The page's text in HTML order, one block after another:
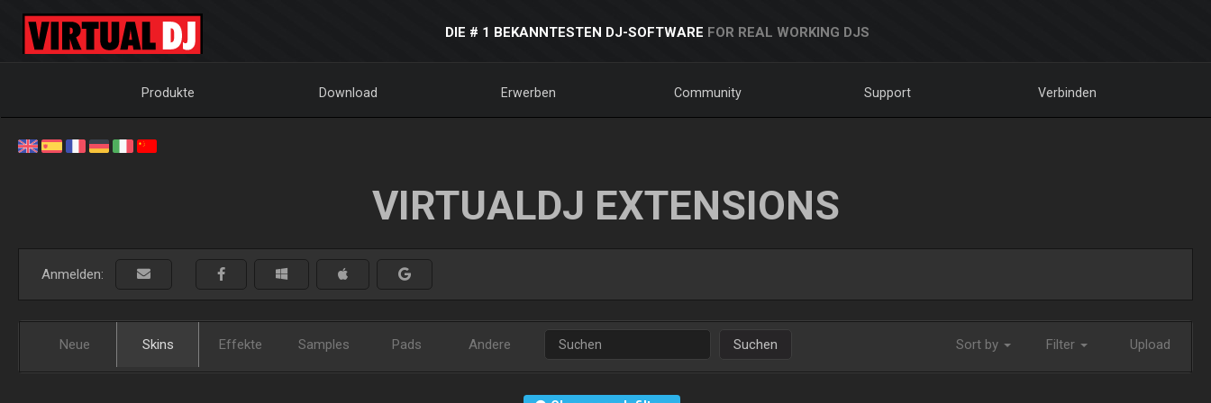
DIE # 1 BEKANNTESTEN DJ-SOFTWARE FOR REAL WORKING DJS
Produkte Download Erwerben Community Support Verbinden
VIRTUALDJ EXTENSIONS
Anmelden:
Neue Skins Effekte Samples Pads Andere Suchen Sort by Filter Upload